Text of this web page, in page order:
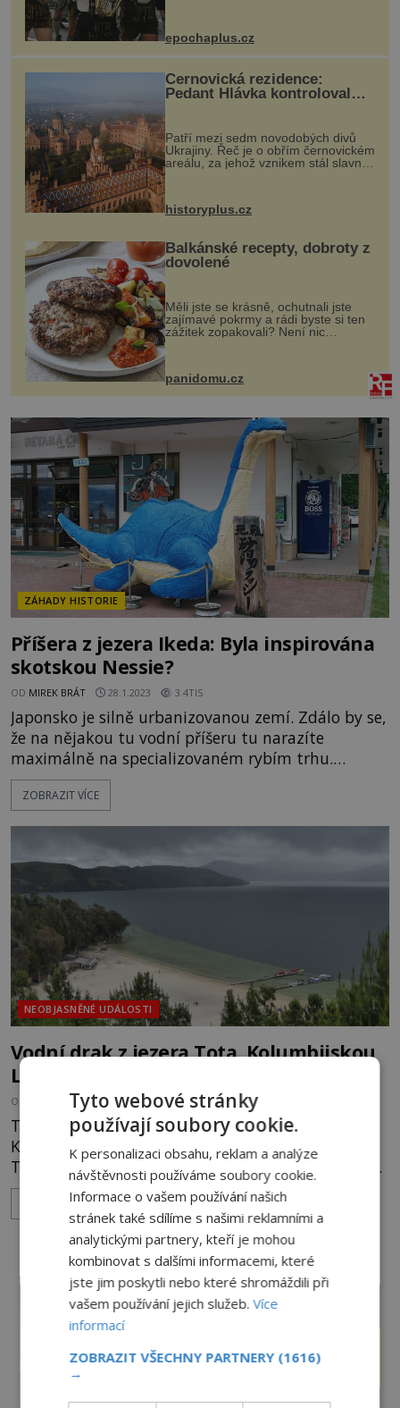
návštěvníků, kteří si vychutnávají
kultur...
epochaplus.cz
Černovická rezidence:
Pedant Hlávka kontroloval
Patří mezi sedm novodobých divů
Ukrajiny. Řeč je o obřím černovickém
areálu, za jehož vznikem stál slavný
český architekt Josef Hlávka. Ten si
na něm dal mimořádně záležet. Jeho
stavební plány by při ...
historyplus.cz
Balkánské recepty, dobroty z
dovolené
Měli jste se krásně, ochutnali jste
zajímavé pokrmy a rádi byste si ten
zážitek zopakovali? Není nic
snazšího. Pljeskavica (10 porcí)
Možná jste ji ochutnali na dovolené v
panidomu.cz
ZÁHADY HISTORIE
Příšera z jezera Ikeda: Byla inspirována
skotskou Nessie?
OD MIREK BRÁT 28.1.2023 3.4TIS
Japonsko je silně urbanizovanou zemí. Zdálo by se,
že na nějakou tu vodní příšeru tu narazíte
maximálně na specializovaném rybím trhu.
Odhoďte skeptické úvahy a vydejte se k
tajemnému jezeru Ikeda! Toto jezero sopečného
Kagošima. Maximální hloubka jezera přesahuje
dvě stě metrů. V jeho vodách se u
ZOBRAZIT VÍCE
NEOBJASNĚNÉ UDÁLOSTI
Vodní drak z jezera Tota. Kolumbijskou
Lochnesku už léta nikdo nespatřil.
OD MAREK HADRBOLEC 12.6.2020 4.7TIS
Tři hodiny cesty od Bogoty, hlavního města
Kolumbie, leží uprostřed hor majestátní jezero
Tota. Největší kolumbijské jezero, které leží v řídce
obydlené části země, láká nejen turisty a
dobrodruhy, ale také milovníky záhad. Údajně jej
totiž obývá obrovské vodní monstrum. Dávnými
obyvateli země bylo jezero považováno za svaté. O
jeho zvláštnosti jsou přesvědčeni i
ZOBRAZIT VÍCE
Tyto webové stránky
používají soubory cookie.
K personalizaci obsahu, reklam a analýze
návštěvnosti používáme soubory cookie.
Informace o vašem používání našich
stránek také sdílíme s našimi reklamními a
analytickými partnery, kteří je mohou
kombinovat s dalšími informacemi, které
jste jim poskytli nebo které shromáždili při
vašem používání jejich služeb.Více
informací
ZOBRAZIT VŠECHNY PARTNERY (1616)
→